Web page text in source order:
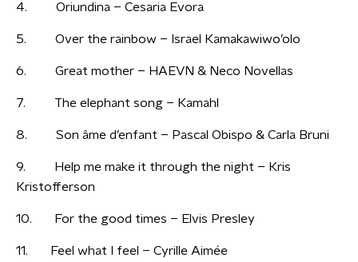
4. Oriundina – Cesaria Evora
5. Over the rainbow – Israel Kamakawiwo’olo
6. Great mother – HAEVN & Neco Novellas
7. The elephant song – Kamahl
8. Son âme d’enfant – Pascal Obispo & Carla Bruni
9. Help me make it through the night – Kris
Kristofferson
10. For the good times – Elvis Presley
11. Feel what I feel – Cyrille Aimée